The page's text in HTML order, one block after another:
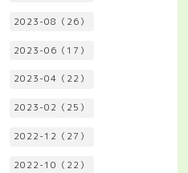
2023-08（26）
2023-06（17）
2023-04（22）
2023-02（25）
2022-12（27）
2022-10（22）